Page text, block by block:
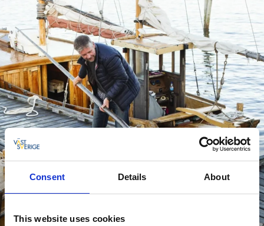
Consent Details About
This website uses cookies